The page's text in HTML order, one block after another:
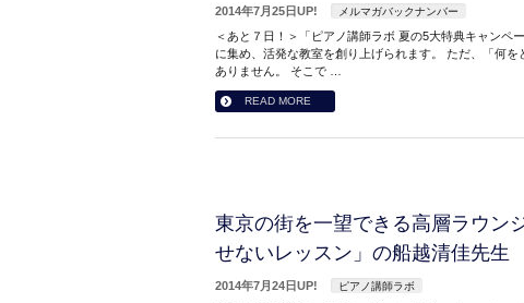
2014年7月25日UP! メルマガバックナンバー
＜あと７日！＞「ピアノ講師ラボ 夏の5大特典キャンペ
に集め、活発な教室を創り上げられます。 ただ、「何
ありません。 そこで …
READ MORE
東京の街を一望できる高層ラウン
せないレッスン」の船越清佳先生
2014年7月24日UP! ピアノ講師ラボ